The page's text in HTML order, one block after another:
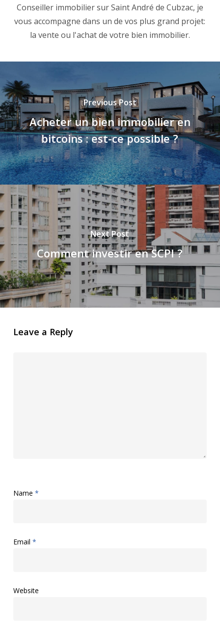
Conseiller immobilier sur Saint André de Cubzac, je
vous accompagne dans un de vos plus grand projet:
la vente ou l'achat de votre bien immobilier.
Previous Post
Acheter un bien immobilier en
bitcoins : est-ce possible ?
Next Post
Comment investir en SCPI ?
Leave a Reply
Name *
Email *
Website